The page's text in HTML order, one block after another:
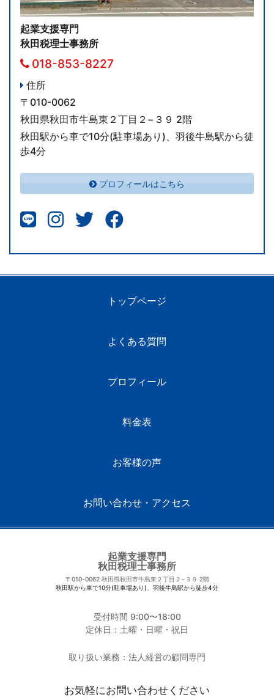
起業支援専門
秋田税理士事務所
018-853-8227
住所
〒010-0062
秋田県秋田市牛島東２丁目２−３９ 2階
秋田駅から車で10分(駐車場あり)、羽後牛島駅から徒
歩4分
プロフィールはこちら
トップページ
よくある質問
プロフィール
料金表
お客様の声
お問い合わせ・アクセス
起業支援専門
秋田税理士事務所
〒010-0062 秋田県秋田市牛島東２丁目２−３９ 2階
秋田駅から車で10分(駐車場あり)、羽後牛島駅から徒歩4分
受付時間 9:00〜18:00
定休日：土曜・日曜・祝日
取り扱い業務：法人経営の顧問専門
お気軽にお問い合わせください